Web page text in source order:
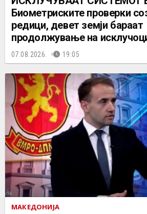
Биометриските проверки
редици, девет земји бараат
продолжување на
07.08.2026. 19:05
МАКЕДОНИЈА